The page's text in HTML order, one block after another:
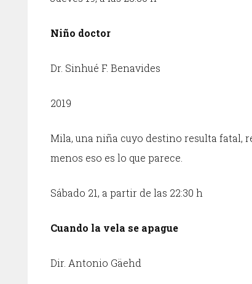
Niño doctor
Dr. Sinhué F. Benavides
2019
Mila, una niña cuyo destino resulta fatal,
menos eso es lo que parece.
Sábado 21, a partir de las 22:30 h
Cuando la vela se apague
Dir. Antonio Gäehd